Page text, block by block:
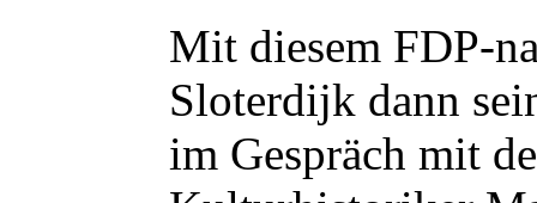
Mit diesem FDP-
Sloterdijk dann
im Gespräch mit